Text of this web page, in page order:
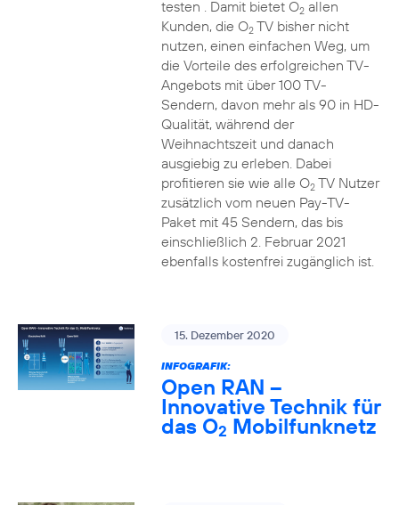
testen . Damit bietet O2allen
Kunden, die O2TV bisher nicht
nutzen, einen einfachen Weg, um
die Vorteile des erfolgreichen TV-
Angebots mit über 100 TV-
Sendern, davon mehr als 90 in HD-
Qualität, während der
Weihnachtszeit und danach
ausgiebig zu erleben. Dabei
profitieren sie wie alle O2TV Nutzer
zusätzlich vom neuen Pay-TV-
Paket mit 45 Sendern, das bis
einschließlich 2. Februar 2021
ebenfalls kostenfrei zugänglich ist.
15. Dezember 2020
INFOGRAFIK:
Open RAN –
Innovative Technik für
das O2 Mobilfunknetz